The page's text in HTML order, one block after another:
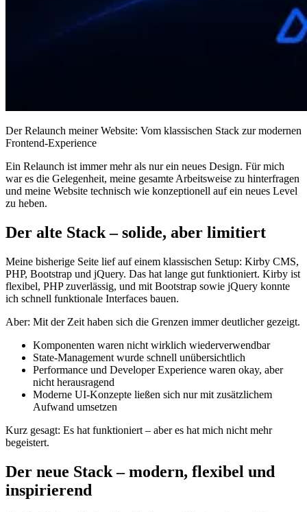
Der Relaunch meiner Website: Vom klassischen Stack zur modernen
Frontend-Experience
Ein Relaunch ist immer mehr als nur ein neues Design. Für mich
war es die Gelegenheit, meine gesamte Arbeitsweise zu hinterfragen
und meine Website technisch wie konzeptionell auf ein neues Level
zu heben.
Der alte Stack – solide, aber limitiert
Meine bisherige Seite lief auf einem klassischen Setup: Kirby CMS,
PHP, Bootstrap und jQuery. Das hat lange gut funktioniert. Kirby ist
flexibel, PHP zuverlässig, und mit Bootstrap sowie jQuery konnte
ich schnell funktionale Interfaces bauen.
Aber: Mit der Zeit haben sich die Grenzen immer deutlicher gezeigt.
Komponenten waren nicht wirklich wiederverwendbar
State-Management wurde schnell unübersichtlich
Performance und Developer Experience waren okay, aber
nicht herausragend
Moderne UI-Konzepte ließen sich nur mit zusätzlichem
Aufwand umsetzen
Kurz gesagt: Es hat funktioniert – aber es hat mich nicht mehr
begeistert.
Der neue Stack – modern, flexibel und
inspirierend